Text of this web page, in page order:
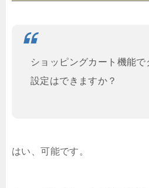
ショッピングカート機能
設定はできますか？
はい、可能です。